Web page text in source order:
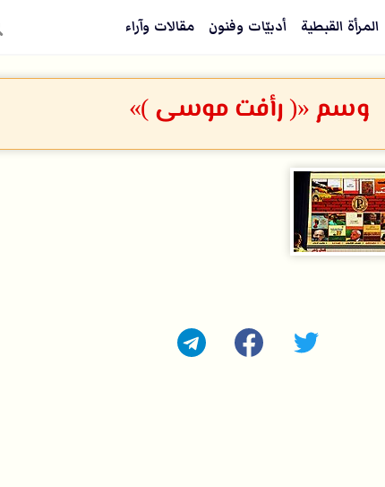
المرأة القبطية أدبيّات وفنون مقالات وآراء
وسم «( رأفت موسى )»